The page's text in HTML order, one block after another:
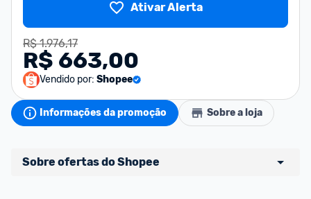
Ativar Alerta
R$ 1.976,17
R$ 663,00
Vendido por: Shopee
Informações da promoção Sobre a loja
Sobre ofertas do Shopee